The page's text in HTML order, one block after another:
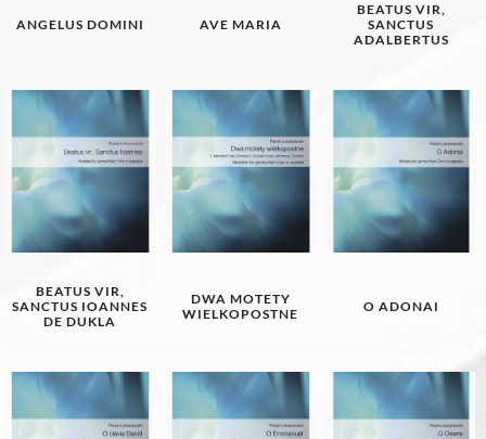
ANGELUS DOMINI AVE MARIA
BEATUS VIR,
SANCTUS
ADALBERTUS
BEATUS VIR,
SANCTUS IOANNES
DE DUKLA
DWA MOTETY
WIELKOPOSTNE
O ADONAI